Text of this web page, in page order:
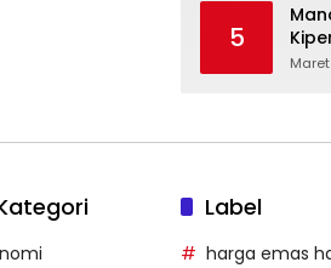
5
Maret
Label
harga emas